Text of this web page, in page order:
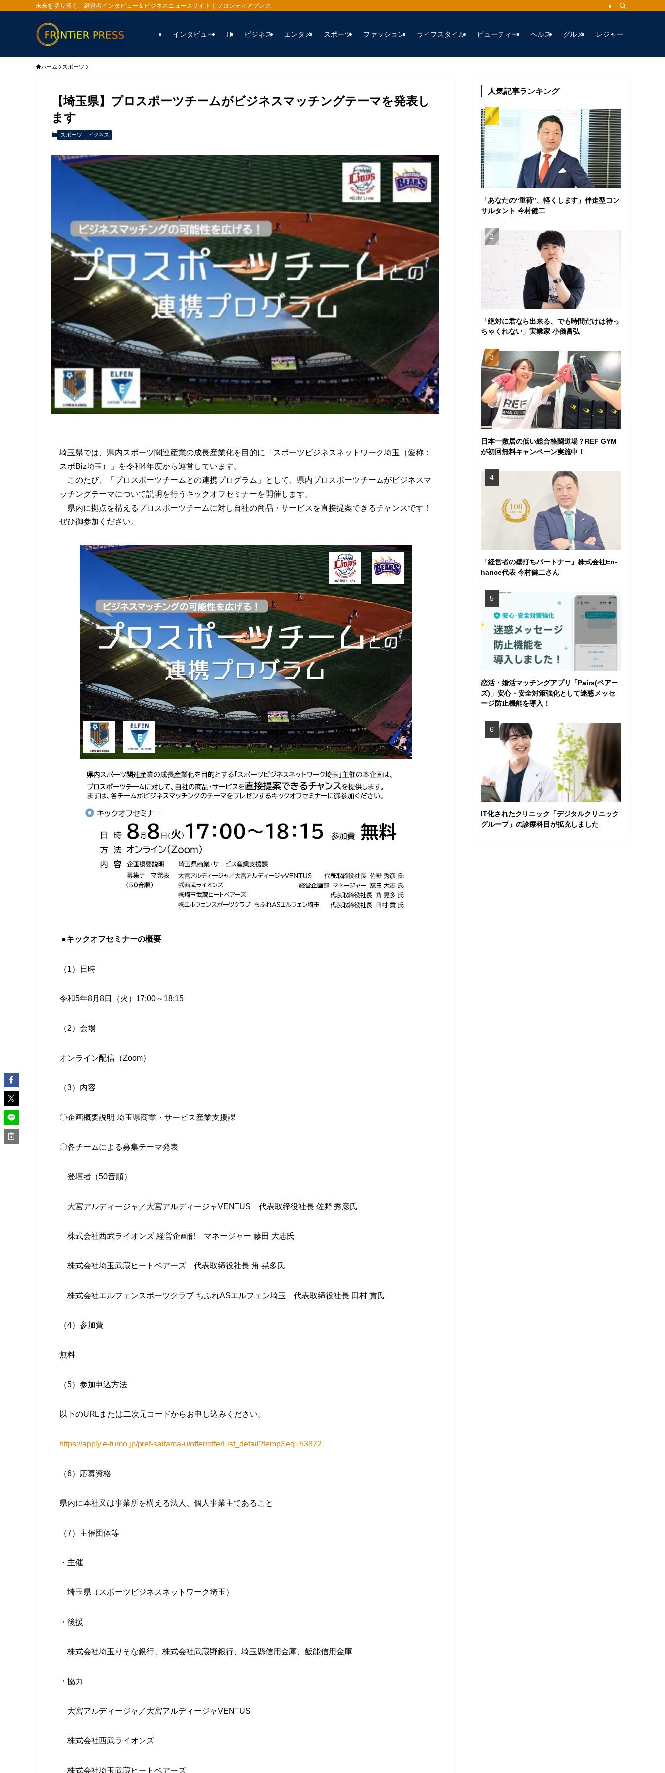
未来を切り拓く、経営者インタビュー＆ビジネスニュースサイト｜フロンティアプレス
インタビュー IT ビジネス エンタメ スポーツ ファッション ライフスタイル ビューティー ヘルス グルメ レジャー
ホーム スポーツ
【埼玉県】プロスポーツチームがビジネスマッチングテーマを発表し
ます
スポーツ ビジネス
埼玉県では、県内スポーツ関連産業の成長産業化を目的に「スポーツビジネスネットワーク埼玉（愛称：
スポBiz埼玉）」を令和4年度から運営しています。
このたび、「プロスポーツチームとの連携プログラム」として、県内プロスポーツチームがビジネスマ
ッチングテーマについて説明を行うキックオフセミナーを開催します。
県内に拠点を構えるプロスポーツチームに対し自社の商品・サービスを直接提案できるチャンスです！
ぜひ御参加ください。
●キックオフセミナーの概要
（1）日時
令和5年8月8日（火）17:00～18:15
（2）会場
オンライン配信（Zoom）
（3）内容
〇企画概要説明 埼玉県商業・サービス産業支援課
〇各チームによる募集テーマ発表
登壇者（50音順）
大宮アルディージャ／大宮アルディージャVENTUS 代表取締役社長 佐野 秀彦氏
株式会社西武ライオンズ 経営企画部 マネージャー 藤田 大志氏
株式会社埼玉武蔵ヒートベアーズ 代表取締役社長 角 晃多氏
株式会社エルフェンスポーツクラブ ちふれASエルフェン埼玉 代表取締役社長 田村 貢氏
（4）参加費
無料
（5）参加申込方法
以下のURLまたは二次元コードからお申し込みください。
https://apply.e-tumo.jp/pref-saitama-u/offer/offerList_detail?tempSeq=53872
（6）応募資格
県内に本社又は事業所を構える法人、個人事業主であること
（7）主催団体等
・主催
埼玉県（スポーツビジネスネットワーク埼玉）
・後援
株式会社埼玉りそな銀行、株式会社武蔵野銀行、埼玉縣信用金庫、飯能信用金庫
・協力
大宮アルディージャ／大宮アルディージャVENTUS
株式会社西武ライオンズ
株式会社埼玉武蔵ヒートベアーズ
人気記事ランキング
「あなたの“重荷”、軽くします」伴走型コン
サルタント 今村健二
「絶対に君なら出来る、でも時間だけは待っ
ちゃくれない」実業家 小儀昌弘
日本一敷居の低い総合格闘道場？REF GYM
が初回無料キャンペーン実施中！
「経営者の壁打ちパートナー」株式会社En-
hance代表 今村健二さん
恋活・婚活マッチングアプリ「Pairs(ペアー
ズ)」安心・安全対策強化として迷惑メッセ
ージ防止機能を導入！
IT化されたクリニック「デジタルクリニック
グループ」の診療科目が拡充しました